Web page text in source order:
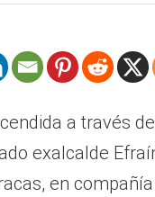
a través
exalcalde
en